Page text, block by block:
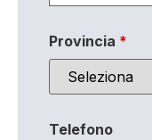
Provincia *
Telefono